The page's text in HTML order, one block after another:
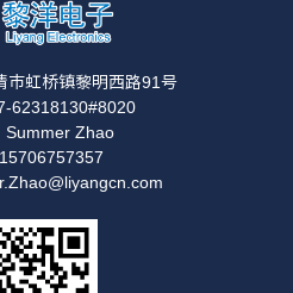
市虹桥镇黎明西路91号
62318130#8020
Summer Zhao